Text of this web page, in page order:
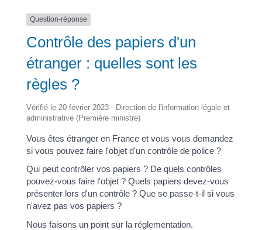
Question-réponse
Contrôle des papiers d'un
étranger : quelles sont les
règles ?
Vérifié le 20 février 2023 - Direction de l'information légale et
administrative (Première ministre)
Vous êtes étranger en France et vous vous demandez
si vous pouvez faire l'objet d'un contrôle de police ?
Qui peut contrôler vos papiers ? De quels contrôles
pouvez-vous faire l'objet ? Quels papiers devez-vous
présenter lors d'un contrôle ? Que se passe-t-il si vous
n'avez pas vos papiers ?
Nous faisons un point sur la réglementation.